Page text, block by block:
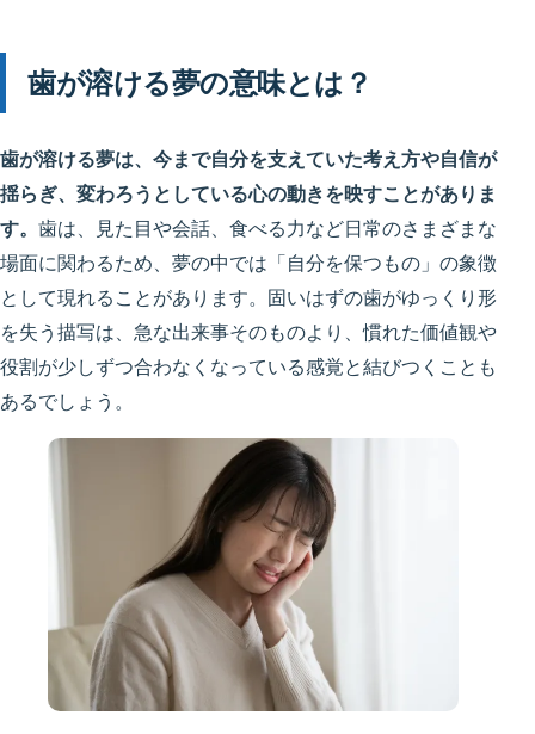
歯が溶ける夢の意味とは？
歯が溶ける夢は、今まで自分を支えていた考え方や自信が
揺らぎ、変わろうとしている心の動きを映すことがありま
す。 歯は、見た目や会話、食べる力など日常のさまざまな
場面に関わるため、夢の中では「自分を保つもの」の象徴
として現れることがあります。固いはずの歯がゆっくり形
を失う描写は、急な出来事そのものより、慣れた価値観や
役割が少しずつ合わなくなっている感覚と結びつくことも
あるでしょう。